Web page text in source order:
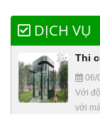
DỊCH VỤ
Thi
06/
Với
với